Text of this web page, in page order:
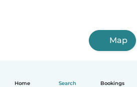
Home Search Bookings
Map